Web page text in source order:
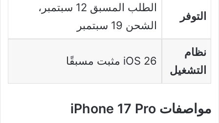
التوفر
الطلب المسبق 12 سبتمبر،
الشحن 19 سبتمبر
نظام
التشغيل
iOS 26 مثبت مسبقًا
مواصفات iPhone 17 Pro